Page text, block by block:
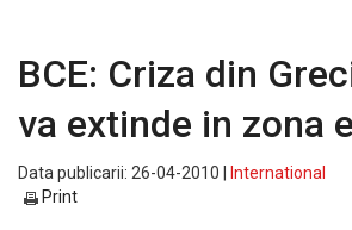
BCE: Criza din
va extinde in zona
Data publicarii: 26-04-2010 |
International
Print